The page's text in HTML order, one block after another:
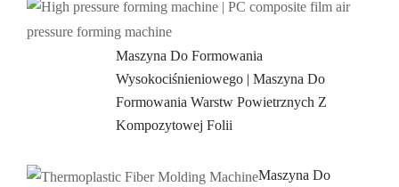
Maszyna Do Formowania
Wysokociśnieniowego | Maszyna Do
Formowania Warstw Powietrznych Z
Kompozytowej Folii
Maszyna Do